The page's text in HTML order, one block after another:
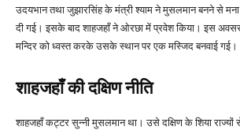
उदयभान तथा जुझारसिंह के मंत्री श्याम ने मुसलमान बनने से मना
दी गई। इसके बाद शाहजहाँ ने ओरछा में प्रवेश किया। इस अवसर
मन्दिर को ध्वस्त करके उसके स्थान पर एक मस्जिद बनवाई गई।
शाहजहाँ की दक्षिण नीति
शाहजहाँ कट्टर सुन्नी मुसलमान था। उसे दक्षिण के शिया राज्यों